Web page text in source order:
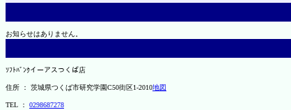
お知らせはありません。
ｿﾌﾄﾊﾞﾝｸイーアスつくば店
住所 ： 茨城県つくば市研究学園C50街区1-2010地図
TEL ： 0298687278